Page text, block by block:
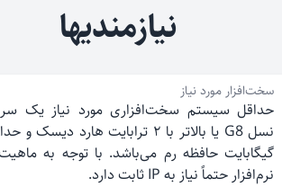
نیازمندیها
سخت‌افزار مورد نیاز
گیگابایت حافظه رم می‌باشد. با توجه به
نرم‌افزار حتماً نیاز به IP ثابت دارد.